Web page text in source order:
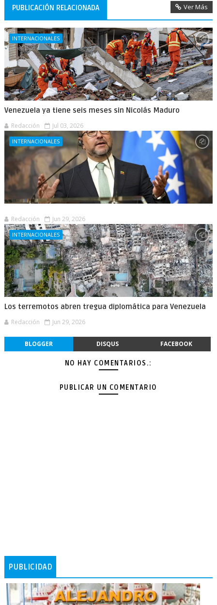
PUBLICACIÓN RELACIONADA Ver Más
INTERNACIONALES
Venezuela ya tiene seis meses sin Nicolás Maduro
Redacción Jul 03, 2026
INTERNACIONALES
Redacción Jun 29, 2026
INTERNACIONALES
Los terremotos abren tregua diplomática para Venezuela
Redacción Jun 29, 2026
BLOGGER DISQUS FACEBOOK
NO HAY COMENTARIOS.:
PUBLICAR UN COMENTARIO
PUBLICIDAD